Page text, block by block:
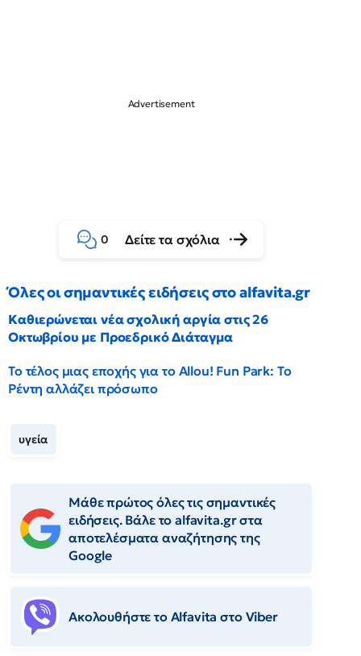
0 Δείτε τα σχόλια
Όλες οι σημαντικές ειδήσεις στο alfavita.gr
Καθιερώνεται νέα σχολική αργία στις 26
Οκτωβρίου με Προεδρικό Διάταγμα
Το τέλος μιας εποχής για το Allou! Fun Park: Το
Ρέντη αλλάζει πρόσωπο
υγεία
Μάθε πρώτος όλες τις σημαντικές
ειδήσεις. Βάλε το alfavita.gr στα
αποτελέσματα αναζήτησης της
Google
Ακολουθήστε το Αlfavita στο Viber